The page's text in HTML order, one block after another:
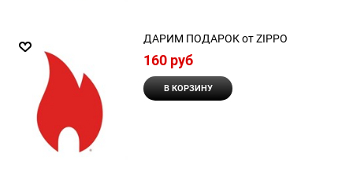
ДАРИМ ПОДАРОК от ZIPPO
160 руб
В КОРЗИНУ